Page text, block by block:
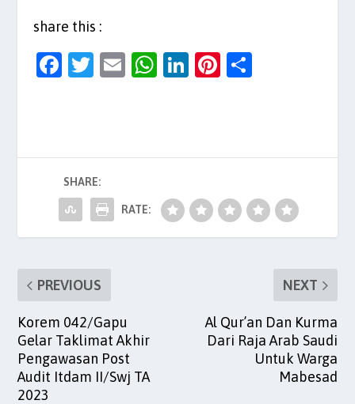
share this :
F
b
o
o
k
T
E
W
A
p
p
Li
dI
n
Pi
t
SHARE:
RATE:
PREVIOUS
Korem 042/Gapu
Gelar Taklimat Akhir
Pengawasan Post
Audit Itdam II/Swj TA
2023
NEXT
Al Qur’an Dan Kurma
Dari Raja Arab Saudi
Untuk Warga
Mabesad